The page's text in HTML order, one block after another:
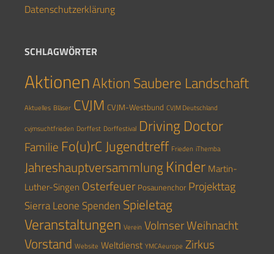
Datenschutzerklärung
SCHLAGWÖRTER
AktionenAktion Saubere Landschaft
Aktuelles Bläser CVJM CVJM-Westbund CVJM Deutschland
cvjmsuchtfrieden Dorffest Dorffestival Driving Doctor
Familie Fo(u)rC Jugendtreff Frieden iThemba
JahreshauptversammlungKinder Martin-
Luther-Singen Osterfeuer Posaunenchor Projekttag
Sierra Leone Spenden Spieletag
Veranstaltungen Verein Volmser Weihnacht
Vorstand Website Weltdienst YMCAeurope Zirkus